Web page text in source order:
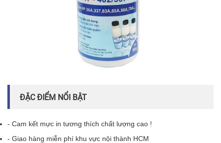
ĐẶC ĐIỂM NỔI BẬT
- Cam kết mực in tương thích chất lượng cao !
- Giao hàng miễn phí khu vực nội thành HCM